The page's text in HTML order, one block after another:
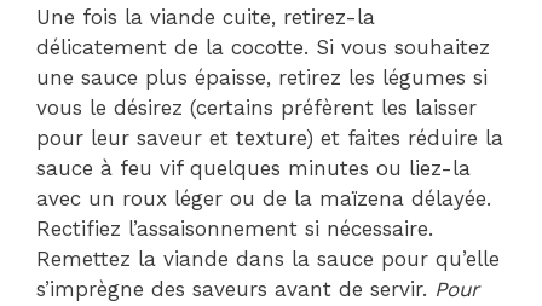
Une fois la viande cuite, retirez-la
délicatement de la cocotte. Si vous souhaitez
une sauce plus épaisse, retirez les légumes si
vous le désirez (certains préfèrent les laisser
pour leur saveur et texture) et faites réduire la
sauce à feu vif quelques minutes ou liez-la
avec un roux léger ou de la maïzena délayée.
Rectifiez l’assaisonnement si nécessaire.
Remettez la viande dans la sauce pour qu’elle
s’imprègne des saveurs avant de servir. Pour